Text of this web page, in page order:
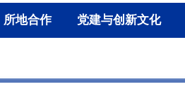
所地合作 党建与创新文化